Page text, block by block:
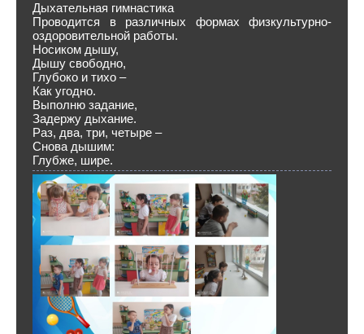
Дыхательная гимнастика
Проводится в различных формах физкультурно-
оздоровительной работы.
Носиком дышу,
Дышу свободно,
Глубоко и тихо –
Как угодно.
Выполню задание,
Задержу дыхание.
Раз, два, три, четыре –
Снова дышим:
Глубже, шире.